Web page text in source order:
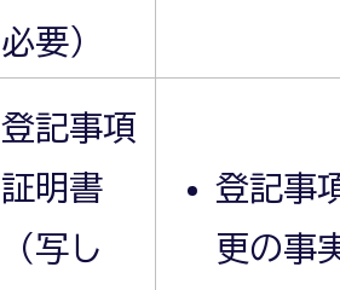
必要）
登記事項
証明書
（写し
登記事
更の事